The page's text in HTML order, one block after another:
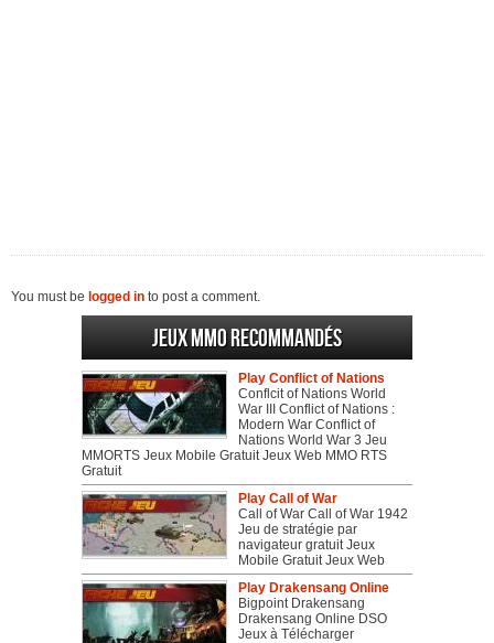
You must be logged in to post a comment.
Jeux MMO recommandés
Play Conflict of Nations
Conflcit of Nations World
War III Conflict of Nations :
Modern War Conflict of
Nations World War 3 Jeu
MMORTS Jeux Mobile Gratuit Jeux Web MMO RTS
Gratuit
Play Call of War
Call of War Call of War 1942
Jeu de stratégie par
navigateur gratuit Jeux
Mobile Gratuit Jeux Web
Play Drakensang Online
Bigpoint Drakensang
Drakensang Online DSO
Jeux à Télécharger